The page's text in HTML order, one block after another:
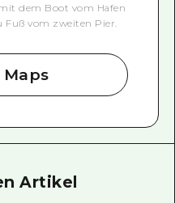
dem Boot vom Hafen
vom zweiten Pier.
Artikel